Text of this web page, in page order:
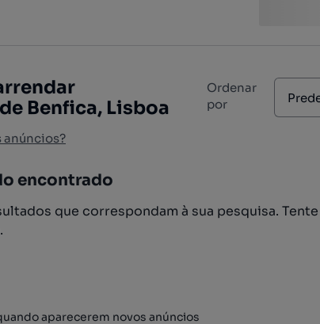
Benfica, Lisboa
anúncios?
Ordenar
por
encontrado
que correspondam à sua pesquisa.
aparecerem novos anúncios